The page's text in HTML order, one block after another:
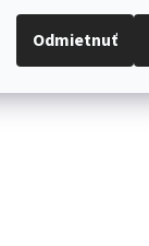
Odmietnuť